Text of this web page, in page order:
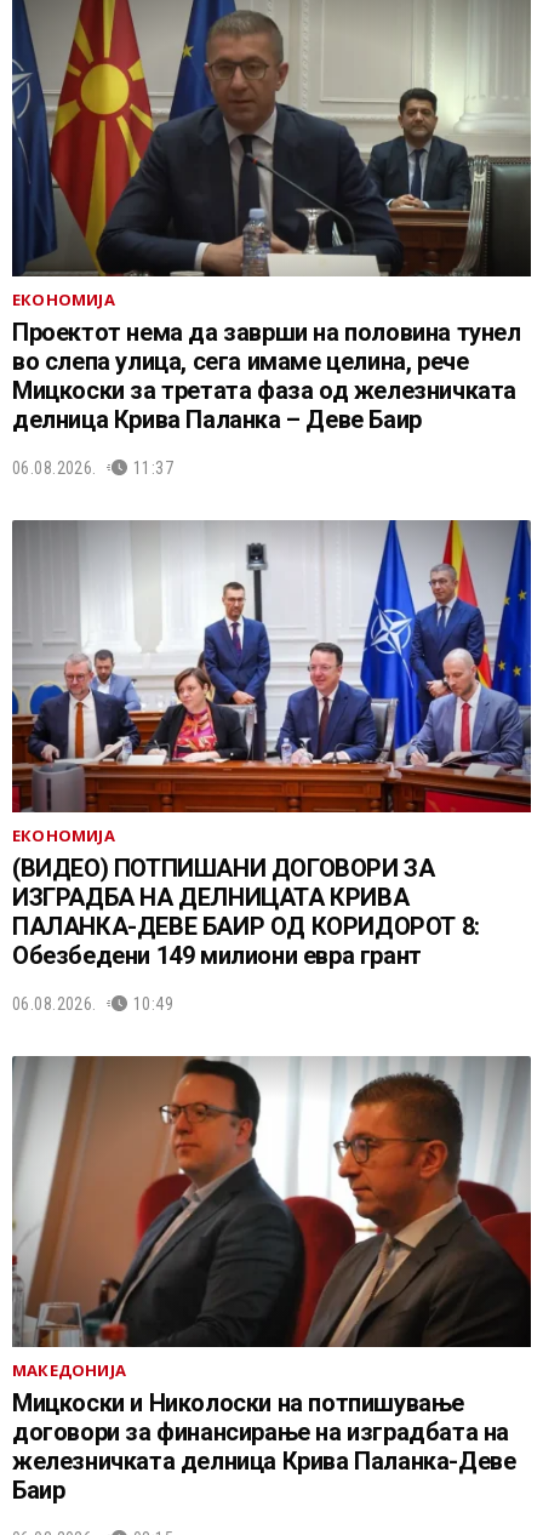
ЕКОНОМИЈА
Проектот нема да заврши на половина тунел
во слепа улица, сега имаме целина, рече
Мицкоски за третата фаза од железничката
делница Крива Паланка – Деве Баир
06.08.2026. 11:37
ЕКОНОМИЈА
(ВИДЕО) ПОТПИШАНИ ДОГОВОРИ ЗА
ИЗГРАДБА НА ДЕЛНИЦАТА КРИВА
ПАЛАНКА-ДЕВЕ БАИР ОД КОРИДОРОТ 8:
Обезбедени 149 милиони евра грант
06.08.2026. 10:49
МАКЕДОНИЈА
Мицкоски и Николоски на потпишување
договори за финансирање на изградбата на
железничката делница Крива Паланка-Деве
Баир